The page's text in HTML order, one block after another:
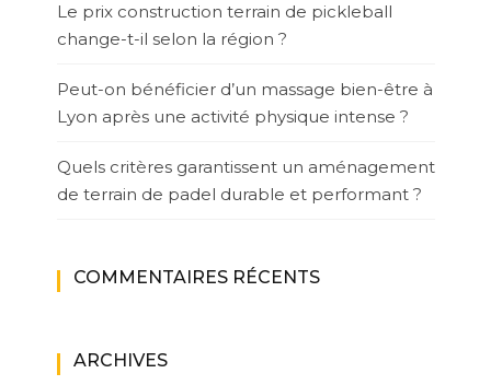
Le prix construction terrain de pickleball
change-t-il selon la région ?
Peut-on bénéficier d’un massage bien-être à
Lyon après une activité physique intense ?
Quels critères garantissent un aménagement
de terrain de padel durable et performant ?
COMMENTAIRES RÉCENTS
ARCHIVES